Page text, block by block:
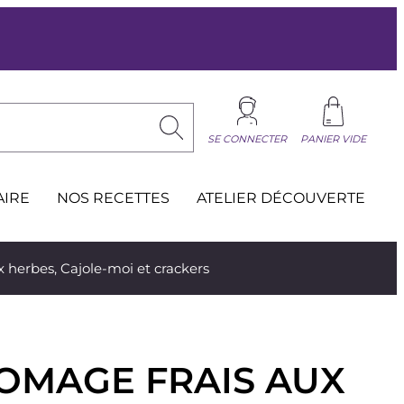
SE CONNECTER PANIER VIDE
NOS RECETTES ATELIER DÉCOUVERTE
herbes, Cajole-moi et crackers
FRAIS AUX